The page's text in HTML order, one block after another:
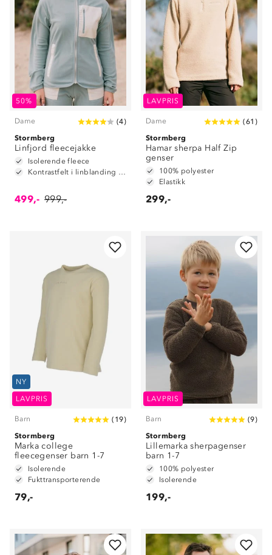
50%
Dame (4)
Stormberg
Linfjord fleecejakke
Isolerende fleece
Kontrastfelt i linblanding på albuene
499,- 999,-
LAVPRIS
Dame (61 )
Stormberg
Hamar sherpa Half Zip
genser
100% polyester
Elastikk
299,-
NY
LAVPRIS
Barn ( 19)
Stormberg
Marka college
fleecegenser barn 1-7
Isolerende
Fukttransporterende
79,-
LAVPRIS
Barn (9)
Stormberg
Lillemarka sherpagenser
barn 1-7
100% polyester
Isolerende
199,-